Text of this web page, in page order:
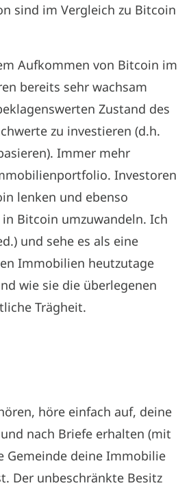
sind im Vergleich zu Bitcoin
Aufkommen von Bitcoin im
bereits sehr wachsam
Zustand des
zu investieren (d.h.
Immer mehr
Investoren
lenken und ebenso
Bitcoin umzuwandeln. Ich
und sehe es als eine
Immobilien heutzutage
wie sie die überlegenen
Trägheit.
höre einfach auf, deine
nach Briefe erhalten (mit
Gemeinde deine Immobilie
Der unbeschränkte Besitz